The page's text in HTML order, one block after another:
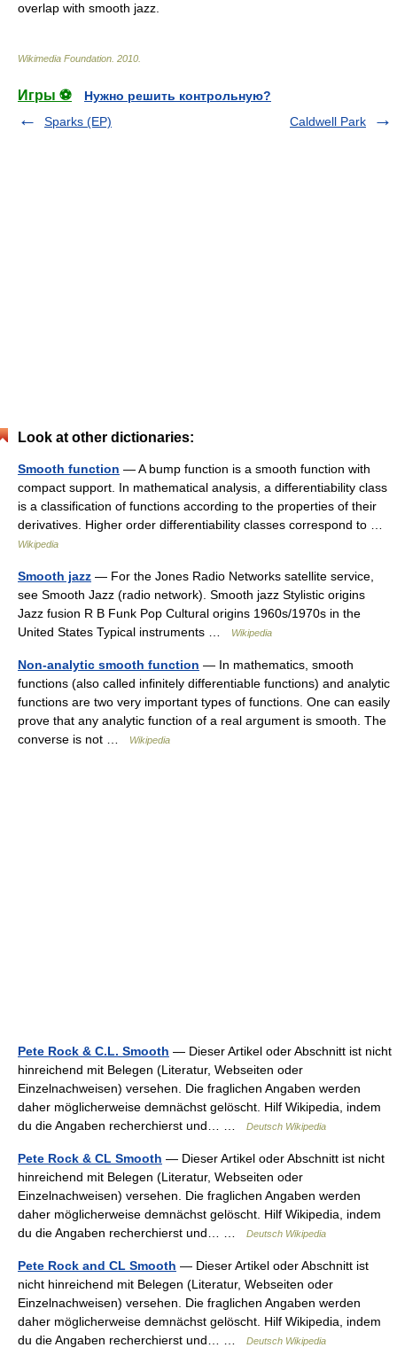
overlap with smooth jazz.
Wikimedia Foundation 2010
Игры ⚽
Нужно решить контрольную?
Sparks (EP)
Caldwell Park
Look at other dictionaries:
Smooth function — A bump function is a smooth function with
compact support. In mathematical analysis, a differentiability class
is a classification of functions according to the properties of their
derivatives. Higher order differentiability classes correspond to …
Wikipedia
Smooth jazz — For the Jones Radio Networks satellite service,
see Smooth Jazz (radio network). Smooth jazz Stylistic origins
Jazz fusion R B Funk Pop Cultural origins 1960s/1970s in the
United States Typical instruments …
Wikipedia
Non-analytic smooth function — In mathematics, smooth
functions (also called infinitely differentiable functions) and analytic
functions are two very important types of functions. One can easily
prove that any analytic function of a real argument is smooth. The
converse is not …
Wikipedia
Pete Rock & C.L. Smooth — Dieser Artikel oder Abschnitt ist nicht
hinreichend mit Belegen (Literatur, Webseiten oder
Einzelnachweisen) versehen. Die fraglichen Angaben werden
daher möglicherweise demnächst gelöscht. Hilf Wikipedia, indem
du die Angaben recherchierst und… …
Deutsch Wikipedia
Pete Rock & CL Smooth — Dieser Artikel oder Abschnitt ist nicht
hinreichend mit Belegen (Literatur, Webseiten oder
Einzelnachweisen) versehen. Die fraglichen Angaben werden
daher möglicherweise demnächst gelöscht. Hilf Wikipedia, indem
du die Angaben recherchierst und… …
Deutsch Wikipedia
Pete Rock and CL Smooth — Dieser Artikel oder Abschnitt ist
nicht hinreichend mit Belegen (Literatur, Webseiten oder
Einzelnachweisen) versehen. Die fraglichen Angaben werden
daher möglicherweise demnächst gelöscht. Hilf Wikipedia, indem
du die Angaben recherchierst und… …
Deutsch Wikipedia